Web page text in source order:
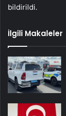
bildirildi.
İlgili Makaleler